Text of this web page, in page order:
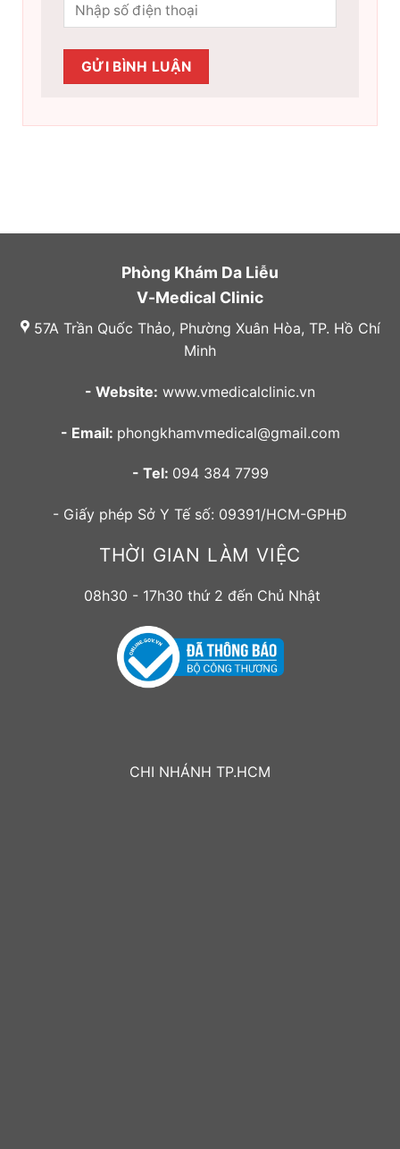
Phòng Khám Da Liễu
V-Medical Clinic
57A Trần Quốc Thảo, Phường Xuân Hòa, TP. Hồ Chí
Minh
- Website: www.vmedicalclinic.vn
- Email: phongkhamvmedical@gmail.com
- Tel: 094 384 7799
- Giấy phép Sở Y Tế số: 09391/HCM-GPHĐ
THỜI GIAN LÀM VIỆC
08h30 - 17h30 thứ 2 đến Chủ Nhật
CHI NHÁNH TP.HCM